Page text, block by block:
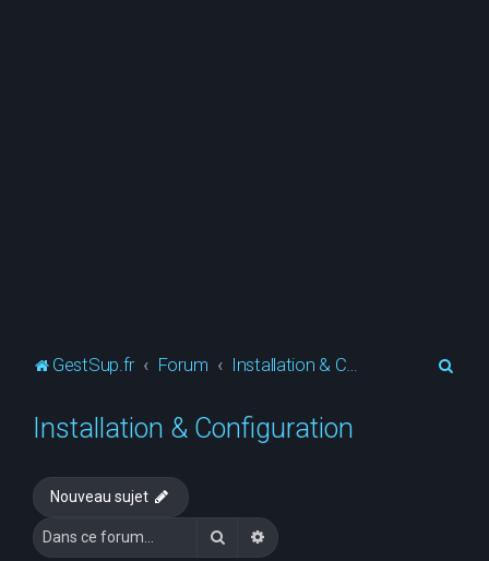
GestSup.fr Forum
Installation & Configuration
Nouveau sujet
RechercherRecherche avancée